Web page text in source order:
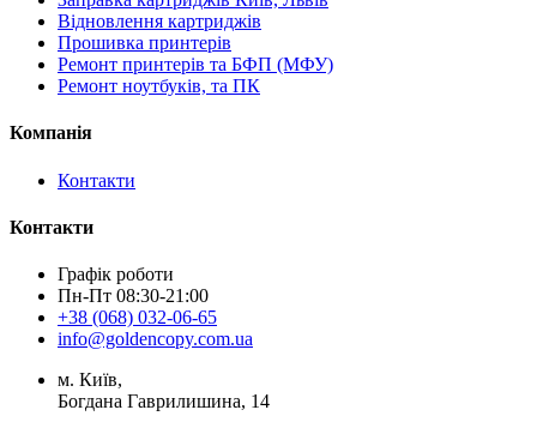
Відновлення картриджів
Прошивка принтерів
Ремонт принтерів та БФП (МФУ)
Ремонт ноутбуків, та ПК
Компанія
Контакти
Контакти
Графік роботи
Пн-Пт 08:30-21:00
+38 (068) 032-06-65
info@goldencopy.com.ua
м. Київ,
Богдана Гаврилишина, 14